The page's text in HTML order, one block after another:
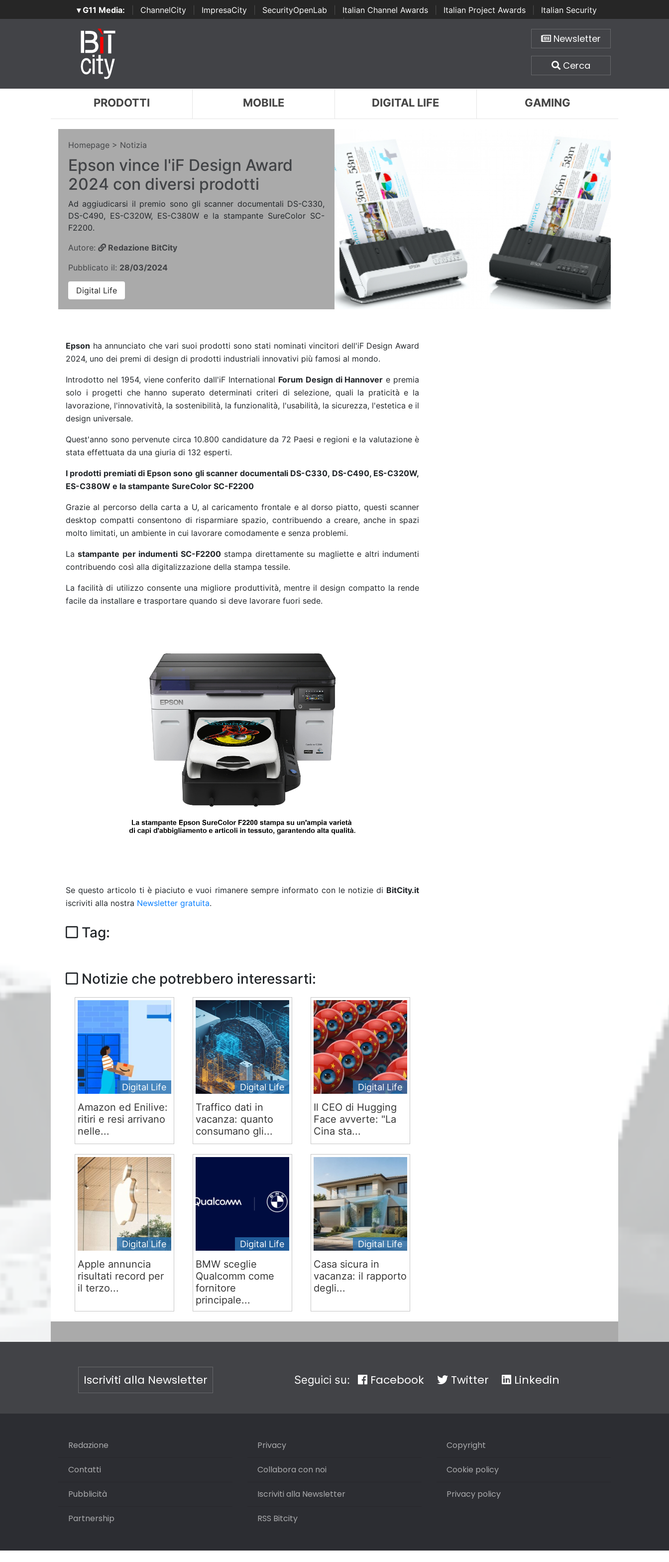
▾ G11 Media: ChannelCity ImpresaCity SecurityOpenLab Italian Channel Awards Italian Project Awards
Italian Security
Awards | ...
Newsletter
Cerca
PRODOTTI MOBILE DIGITAL LIFE GAMING
Homepage > Notizia
Epson vince l'iF Design Award
2024 con diversi prodotti
Ad aggiudicarsi il premio sono gli scanner documentali DS-C330,
DS-C490, ES-C320W, ES-C380W e la stampante SureColor SC-
F2200.
Autore:
Redazione BitCity
Pubblicato il: 28/03/2024
Digital Life
Epson ha annunciato che vari suoi prodotti sono stati nominati vincitori dell'iF Design Award
2024, uno dei premi di design di prodotti industriali innovativi più famosi al mondo.
Introdotto nel 1954, viene conferito dall'iF International Forum Design di Hannover e premia
solo i progetti che hanno superato determinati criteri di selezione, quali la praticità e la
lavorazione, l'innovatività, la sostenibilità, la funzionalità, l'usabilità, la sicurezza, l'estetica e il
design universale.
Quest'anno sono pervenute circa 10.800 candidature da 72 Paesi e regioni e la valutazione è
stata effettuata da una giuria di 132 esperti.
I prodotti premiati di Epson sono gli scanner documentali DS-C330, DS-C490, ES-C320W,
ES-C380W e la stampante SureColor SC-F2200
Grazie al percorso della carta a U, al caricamento frontale e al dorso piatto, questi scanner
desktop compatti consentono di risparmiare spazio, contribuendo a creare, anche in spazi
molto limitati, un ambiente in cui lavorare comodamente e senza problemi.
Lastampante per indumenti SC-F2200stampa direttamente su magliette e altri indumenti
contribuendo così alla digitalizzazione della stampa tessile.
La facilità di utilizzo consente una migliore produttività, mentre il design compatto la rende
facile da installare e trasportare quando si deve lavorare fuori sede.
Se questo articolo ti è piaciuto e vuoi rimanere sempre informato con le notizie di BitCity.it
iscriviti alla nostra Newsletter gratuita.
Tag:
Notizie che potrebbero interessarti:
Digital Life
Amazon ed Enilive:
ritiri e resi arrivano
nelle...
Digital Life
Traffico dati in
vacanza: quanto
consumano gli...
Digital Life
Il CEO di Hugging
Face avverte: "La
Cina sta...
Digital Life
Apple annuncia
risultati record per
il terzo...
Digital Life
BMW sceglie
Qualcomm come
fornitore
principale...
Digital Life
Casa sicura in
vacanza: il rapporto
degli...
Iscriviti alla Newsletter Seguici su: Facebook Twitter Linkedin
Redazione
Contatti
Pubblicità
Partnership
Privacy
Collabora con noi
Iscriviti alla Newsletter
RSS Bitcity
Copyright
Cookie policy
Privacy policy